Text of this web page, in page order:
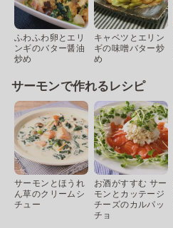
ふわふわ卵とエリ
ンギのバター醤油
炒め
キャベツとエリン
ギの味噌バター炒
め
サーモンで作れるレシピ
サーモンとほうれ
ん草のクリームシ
チュー
お酒がすすむ サー
モンとカッテージ
チーズのカルパッ
チョ